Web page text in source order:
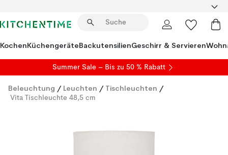
KochenKüchengeräteBackutensilienGeschirr & Servieren
Summer Sale – Bis zu 50 % Rabatt
Beleuchtung / Leuchten / Tischleuchten /
Vita Tischleuchte 48,5 cm